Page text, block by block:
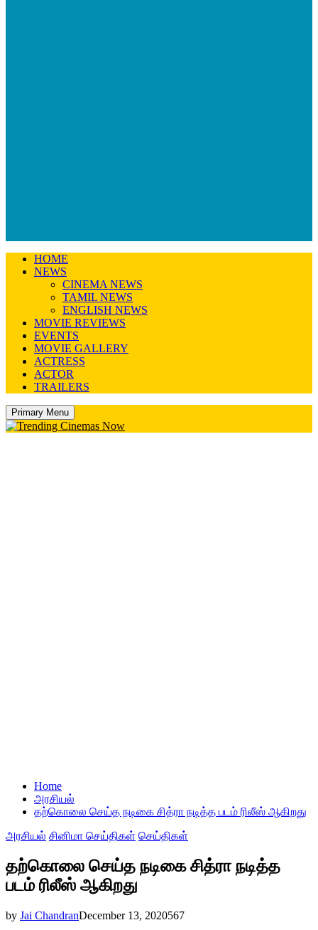
HOME
NEWS
CINEMA NEWS
TAMIL NEWS
ENGLISH NEWS
MOVIE REVIEWS
EVENTS
MOVIE GALLERY
ACTRESS
ACTOR
TRAILERS
Primary Menu
Home
அரசியல்
தற்கொலை செய்த நடிகை சித்ரா நடித்த படம் ரிலீஸ் ஆகிறது
அரசியல் சினிமா செய்திகள் செய்திகள்
தற்கொலை செய்த நடிகை சித்ரா நடித்த
படம் ரிலீஸ் ஆகிறது
by Jai ChandranDecember 13, 2020567